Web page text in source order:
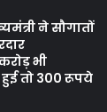
ने सौगातों
भी
तो 300 रूपये